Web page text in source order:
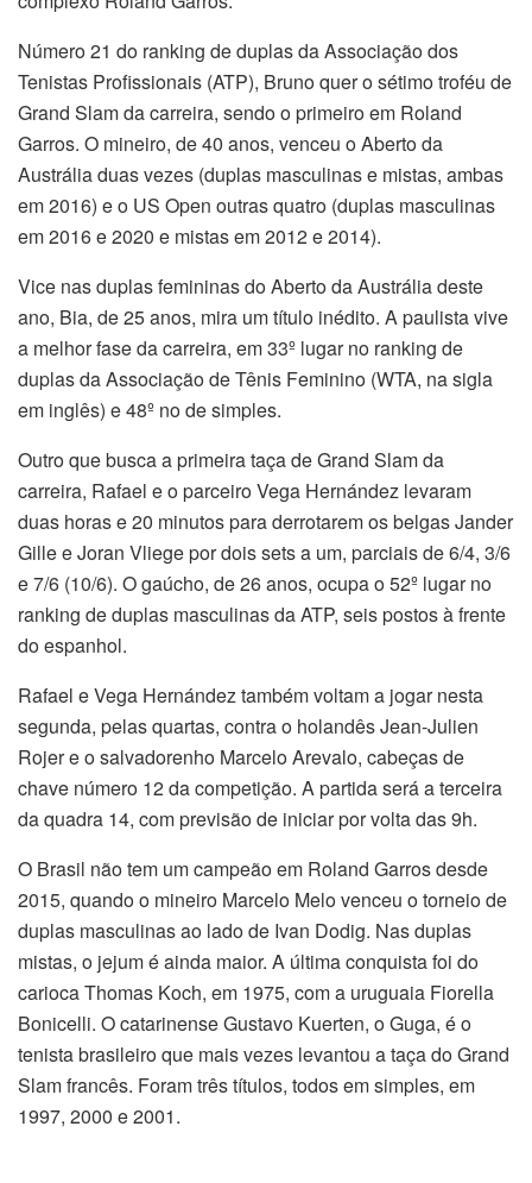
Número 21 do ranking de duplas da Associação dos
Tenistas Profissionais (ATP), Bruno quer o sétimo troféu de
Grand Slam da carreira, sendo o primeiro em Roland
Garros. O mineiro, de 40 anos, venceu o Aberto da
Austrália duas vezes (duplas masculinas e mistas, ambas
em 2016) e o US Open outras quatro (duplas masculinas
em 2016 e 2020 e mistas em 2012 e 2014).
Vice nas duplas femininas do Aberto da Austrália deste
ano, Bia, de 25 anos, mira um título inédito. A paulista vive
a melhor fase da carreira, em 33º lugar no ranking de
duplas da Associação de Tênis Feminino (WTA, na sigla
em inglês) e 48º no de simples.
Outro que busca a primeira taça de Grand Slam da
carreira, Rafael e o parceiro Vega Hernández levaram
duas horas e 20 minutos para derrotarem os belgas Jander
Gille e Joran Vliege por dois sets a um, parciais de 6/4, 3/6
e 7/6 (10/6). O gaúcho, de 26 anos, ocupa o 52º lugar no
ranking de duplas masculinas da ATP, seis postos à frente
do espanhol.
Rafael e Vega Hernández também voltam a jogar nesta
segunda, pelas quartas, contra o holandês Jean-Julien
Rojer e o salvadorenho Marcelo Arevalo, cabeças de
chave número 12 da competição. A partida será a terceira
da quadra 14, com previsão de iniciar por volta das 9h.
O Brasil não tem um campeão em Roland Garros desde
2015, quando o mineiro Marcelo Melo venceu o torneio de
duplas masculinas ao lado de Ivan Dodig. Nas duplas
mistas, o jejum é ainda maior. A última conquista foi do
carioca Thomas Koch, em 1975, com a uruguaia Fiorella
Bonicelli. O catarinense Gustavo Kuerten, o Guga, é o
tenista brasileiro que mais vezes levantou a taça do Grand
Slam francês. Foram três títulos, todos em simples, em
1997, 2000 e 2001.